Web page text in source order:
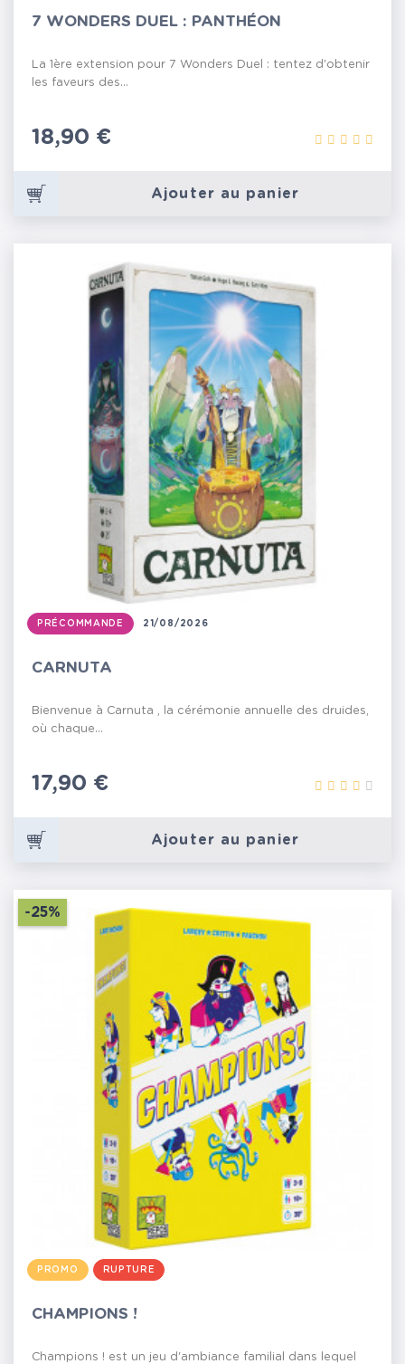
7 WONDERS DUEL : PANTHÉON
La 1ère extension pour 7 Wonders Duel : tentez d'obtenir
les faveurs des...
Prix
18,90 €
Ajouter au panier
PRÉCOMMANDE 21/08/2026
CARNUTA
Bienvenue à Carnuta , la cérémonie annuelle des druides,
où chaque...
Prix
17,90 €
Ajouter au panier
-25%
PROMO RUPTURE
CHAMPIONS !
Champions ! est un jeu d'ambiance familial dans lequel